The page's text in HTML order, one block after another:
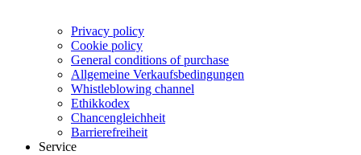
Privacy policy
Cookie policy
General conditions of purchase
Allgemeine Verkaufsbedingungen
Whistleblowing channel
Ethikkodex
Chancengleichheit
Barrierefreiheit
Service